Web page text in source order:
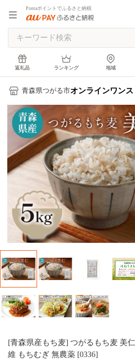
Pontaポイントでふるさと納税
返礼品 ランキング 地域
青森県つがる市オンラインワン
[青森県産もち麦] つがるもち麦 美
維 もちむぎ 無農薬 [0336]